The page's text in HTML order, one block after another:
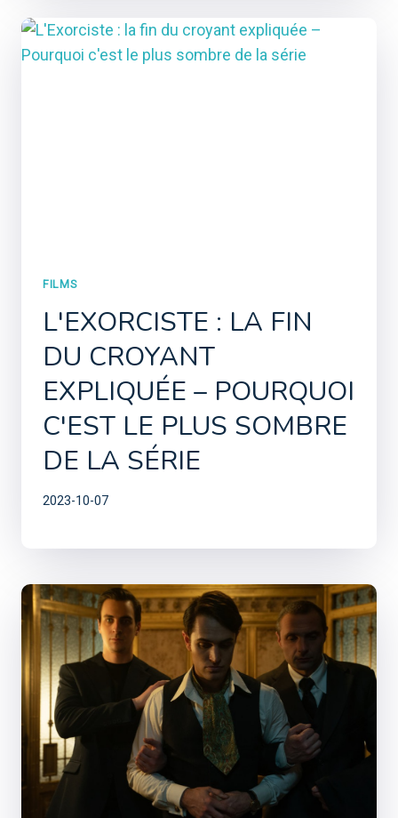
FILMS
L'EXORCISTE : LA FIN
DU CROYANT
EXPLIQUÉE – POURQUOI
C'EST LE PLUS SOMBRE
DE LA SÉRIE
2023-10-07